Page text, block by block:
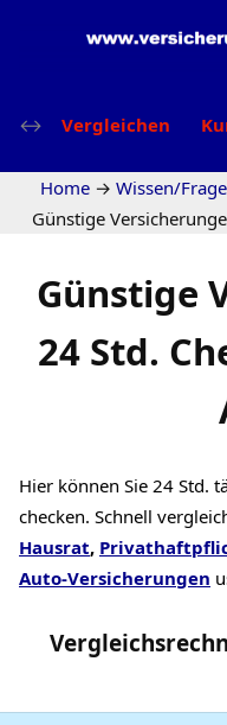
Vergleichen
Home → Wissen/
Günstige
Günstige
24 Std.
Hier können Sie 24 Std.
checken. Schnell
Hausrat,
Auto-Versicherungen